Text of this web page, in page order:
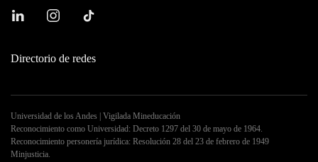
Directorio de redes
Universidad de los Andes | Vigilada Mineducación
Reconocimiento como Universidad: Decreto 1297 del 30 de mayo de 1964.
Reconocimiento personería jurídica: Resolución 28 del 23 de febrero de 1949
Minjusticia.